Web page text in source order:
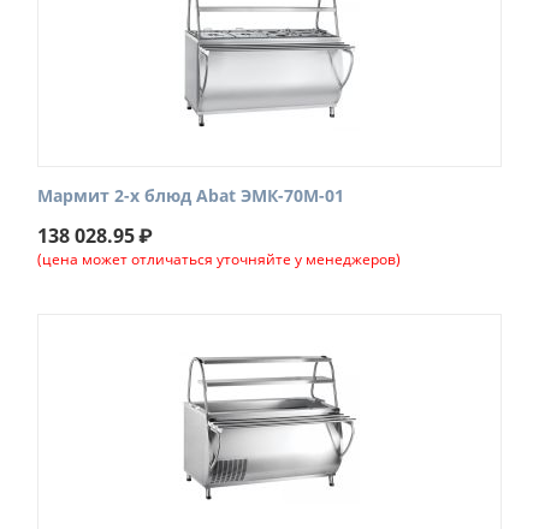
Мармит 2-х блюд Abat ЭМК-70М-01
138 028.95₽
(цена может отличаться уточняйте у менеджеров)